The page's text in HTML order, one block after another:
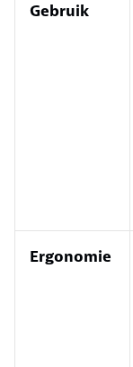
Gebruik
Ergonomie